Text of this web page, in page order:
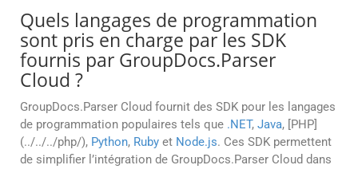
Quels langages de programmation
sont pris en charge par les SDK
fournis par GroupDocs.Parser
Cloud ?
GroupDocs.Parser Cloud fournit des SDK pour les langages
de programmation populaires tels que .NET, Java, [PHP]
(../../../php/), Python, Ruby et Node.js. Ces SDK permettent
de simplifier l’intégration de GroupDocs.Parser Cloud dans